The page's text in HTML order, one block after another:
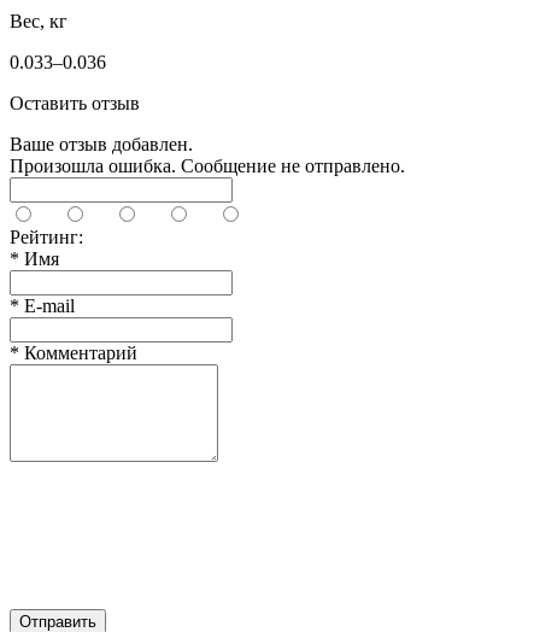
Вес, кг
0.033–0.036
Оставить отзыв
Ваше отзыв добавлен.
Произошла ошибка. Сообщение не отправлено.
Рейтинг:
* Имя
* E-mail
* Комментарий
Отправить